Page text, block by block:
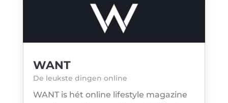
WANT
De leukste dingen online
WANT is hét online lifestyle magazine